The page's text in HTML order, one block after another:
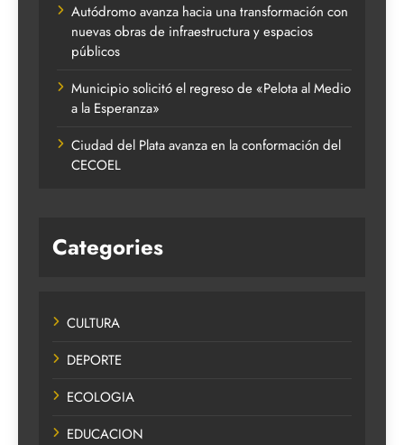
Autódromo avanza hacia una transformación con
nuevas obras de infraestructura y espacios
públicos
Municipio solicitó el regreso de «Pelota al Medio
a la Esperanza»
Ciudad del Plata avanza en la conformación del
CECOEL
Categories
CULTURA
DEPORTE
ECOLOGIA
EDUCACION